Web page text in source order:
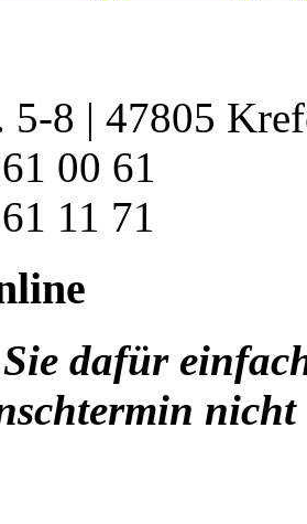
5-8 | 47805
00 61
11 71
dafür